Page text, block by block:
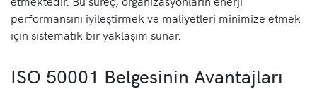
performansını iyileştirmek ve maliyetleri minimize etmek
için sistematik bir yaklaşım sunar.
ISO 50001 Belgesinin Avantajları